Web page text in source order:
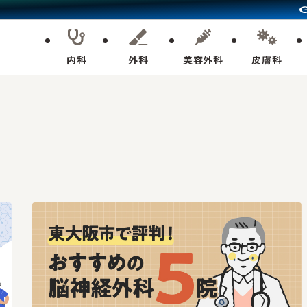
内科 外科 美容外科 皮膚科